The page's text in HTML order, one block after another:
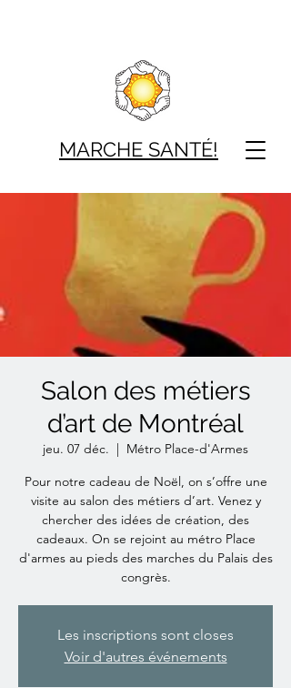
MARCHE SANTÉ!
Salon des métiers
d’art de Montréal
jeu. 07 déc.
  |
Métro Place-d'Armes
Pour notre cadeau de Noël, on s’offre une
visite au salon des métiers d’art. Venez y
chercher des idées de création, des
cadeaux. On se rejoint au métro Place
d'armes au pieds des marches du Palais des
congrès.
Les inscriptions sont closes
Voir d'autres événements